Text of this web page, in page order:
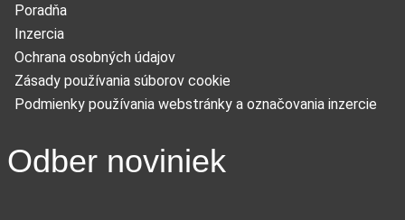
Poradňa
Inzercia
Ochrana osobných údajov
Zásady používania súborov cookie
Podmienky používania webstránky a označovania inzercie
Odber noviniek